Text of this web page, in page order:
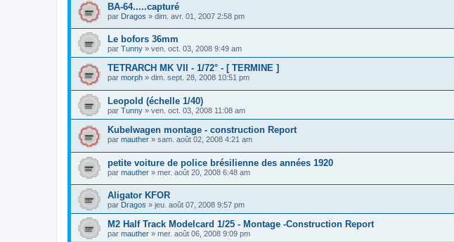
BA-64.....capturé
par Dragos » dim. avr. 01, 2007 2:58 pm
Le bofors 36mm
par Tunny » ven. oct. 03, 2008 9:49 am
TETRARCH MK VII - 1/72° - [ TERMINE ]
par morph » dim. sept. 28, 2008 10:51 pm
Leopold (échelle 1/40)
par Tunny » ven. oct. 03, 2008 11:08 am
Kubelwagen montage - construction Report
par mauther » sam. août 02, 2008 4:21 am
petite voiture de police brésilienne des années 1920
par mauther » mer. août 20, 2008 6:48 am
Aligator KFOR
par Dragos » jeu. août 07, 2008 9:57 pm
M2 Half Track Modelcard 1/25 - Montage -Construction Report
par mauther » mer. août 06, 2008 9:09 pm